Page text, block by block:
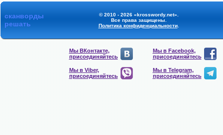
сканворды
решать
© 2010 - 2026 «krosswordy.net».
Все права защищены.
Политика конфиденциальности.
Мы ВКонтакте,
присоединяйтесь
Мы в Facebook,
присоединяйтесь
Мы в Viber,
присоединяйтесь
Мы в Telegram,
присоединяйтесь